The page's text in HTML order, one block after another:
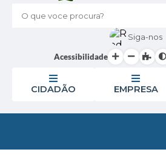
O que voce procura?
Siga-nos
Acessibilidade
CIDADÃO EMPRESA